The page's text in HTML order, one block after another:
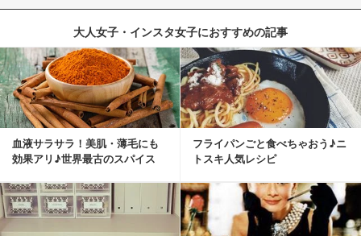
大人女子・インスタ女子におすすめの記事
血液サラサラ！美肌・薄毛にも
効果アリ♪世界最古のスパイス
フライパンごと食べちゃおう♪ニ
トスキ人気レシピ